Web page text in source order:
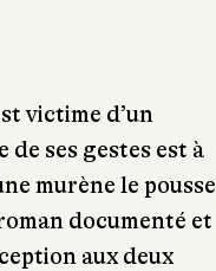
victime d’un
ses gestes est à
murène le pousse
documenté et
aux deux